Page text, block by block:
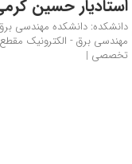
استادیار حسین
دانشکده: دانشکده مهندسی
مهندسی برق - الکترونیک
تخصصی |